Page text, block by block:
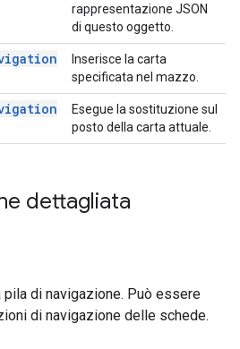
rappresentazione JSON
di questo oggetto.
Inserisce la carta
specificata nel mazzo.
Esegue la sostituzione sul
posto della carta attuale.
dettagliata
pila di navigazione. Può essere
di navigazione delle schede.